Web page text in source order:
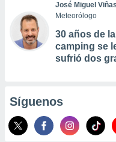
José Miguel Viñas
Meteorólogo
30 años de
camping se
sufrió dos
Síguenos